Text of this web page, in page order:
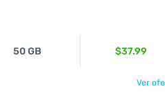
50 GB $37.99
Ver